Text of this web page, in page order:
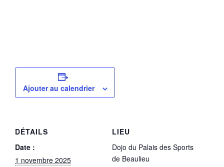
Ajouter au calendrier
DÉTAILS
Date :
1 novembre 2025
LIEU
Dojo du Palais des Sports
de Beaulieu